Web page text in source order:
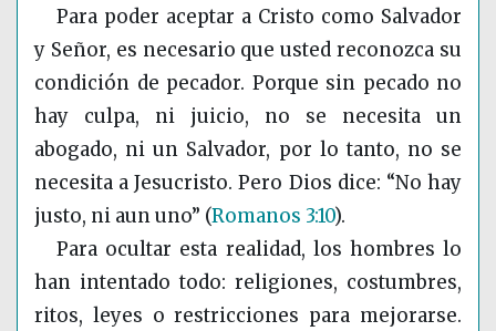
Para poder aceptar a Cristo como Salvador
y Señor, es necesario que usted reconozca su
condición de pecador. Porque sin pecado no
hay culpa, ni juicio, no se necesita un
abogado, ni un Salvador, por lo tanto, no se
necesita a Jesucristo. Pero Dios dice: “No hay
justo, ni aun uno” (Romanos 3:10).
Para ocultar esta realidad, los hombres lo
han intentado todo: religiones, costumbres,
ritos, leyes o restricciones para mejorarse.